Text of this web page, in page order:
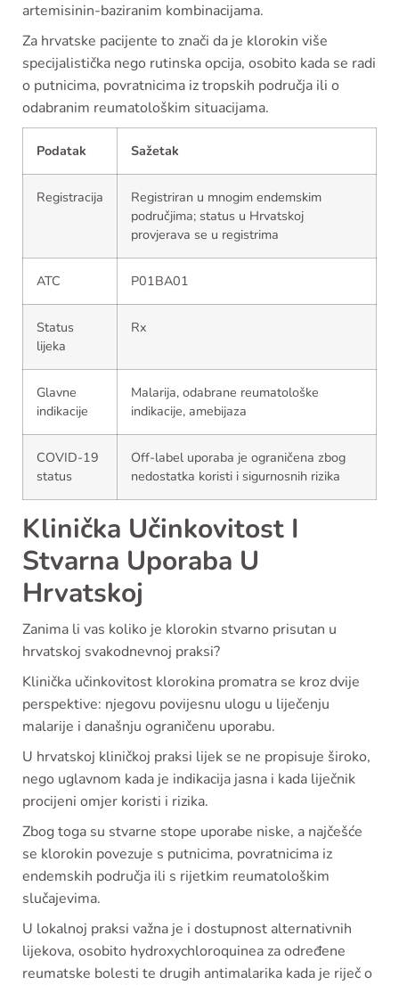
artemisinin-baziranim kombinacijama.
Za hrvatske pacijente to znači da je klorokin više
specijalistička nego rutinska opcija, osobito kada se radi
o putnicima, povratnicima iz tropskih područja ili o
odabranim reumatološkim situacijama.
Podatak Sažetak
Registracija
Registriran u mnogim endemskim
područjima; status u Hrvatskoj
provjerava se u registrima
ATC P01BA01
Status
lijeka
Rx
Glavne
indikacije
Malarija, odabrane reumatološke
indikacije, amebijaza
COVID-19
status
Off-label uporaba je ograničena zbog
nedostatka koristi i sigurnosnih rizika
Klinička Učinkovitost I
Stvarna Uporaba U
Hrvatskoj
Zanima li vas koliko je klorokin stvarno prisutan u
hrvatskoj svakodnevnoj praksi?
Klinička učinkovitost klorokina promatra se kroz dvije
perspektive: njegovu povijesnu ulogu u liječenju
malarije i današnju ograničenu uporabu.
U hrvatskoj kliničkoj praksi lijek se ne propisuje široko,
nego uglavnom kada je indikacija jasna i kada liječnik
procijeni omjer koristi i rizika.
Zbog toga su stvarne stope uporabe niske, a najčešće
se klorokin povezuje s putnicima, povratnicima iz
endemskih područja ili s rijetkim reumatološkim
slučajevima.
U lokalnoj praksi važna je i dostupnost alternativnih
lijekova, osobito hydroxychloroquinea za određene
reumatske bolesti te drugih antimalarika kada je riječ o